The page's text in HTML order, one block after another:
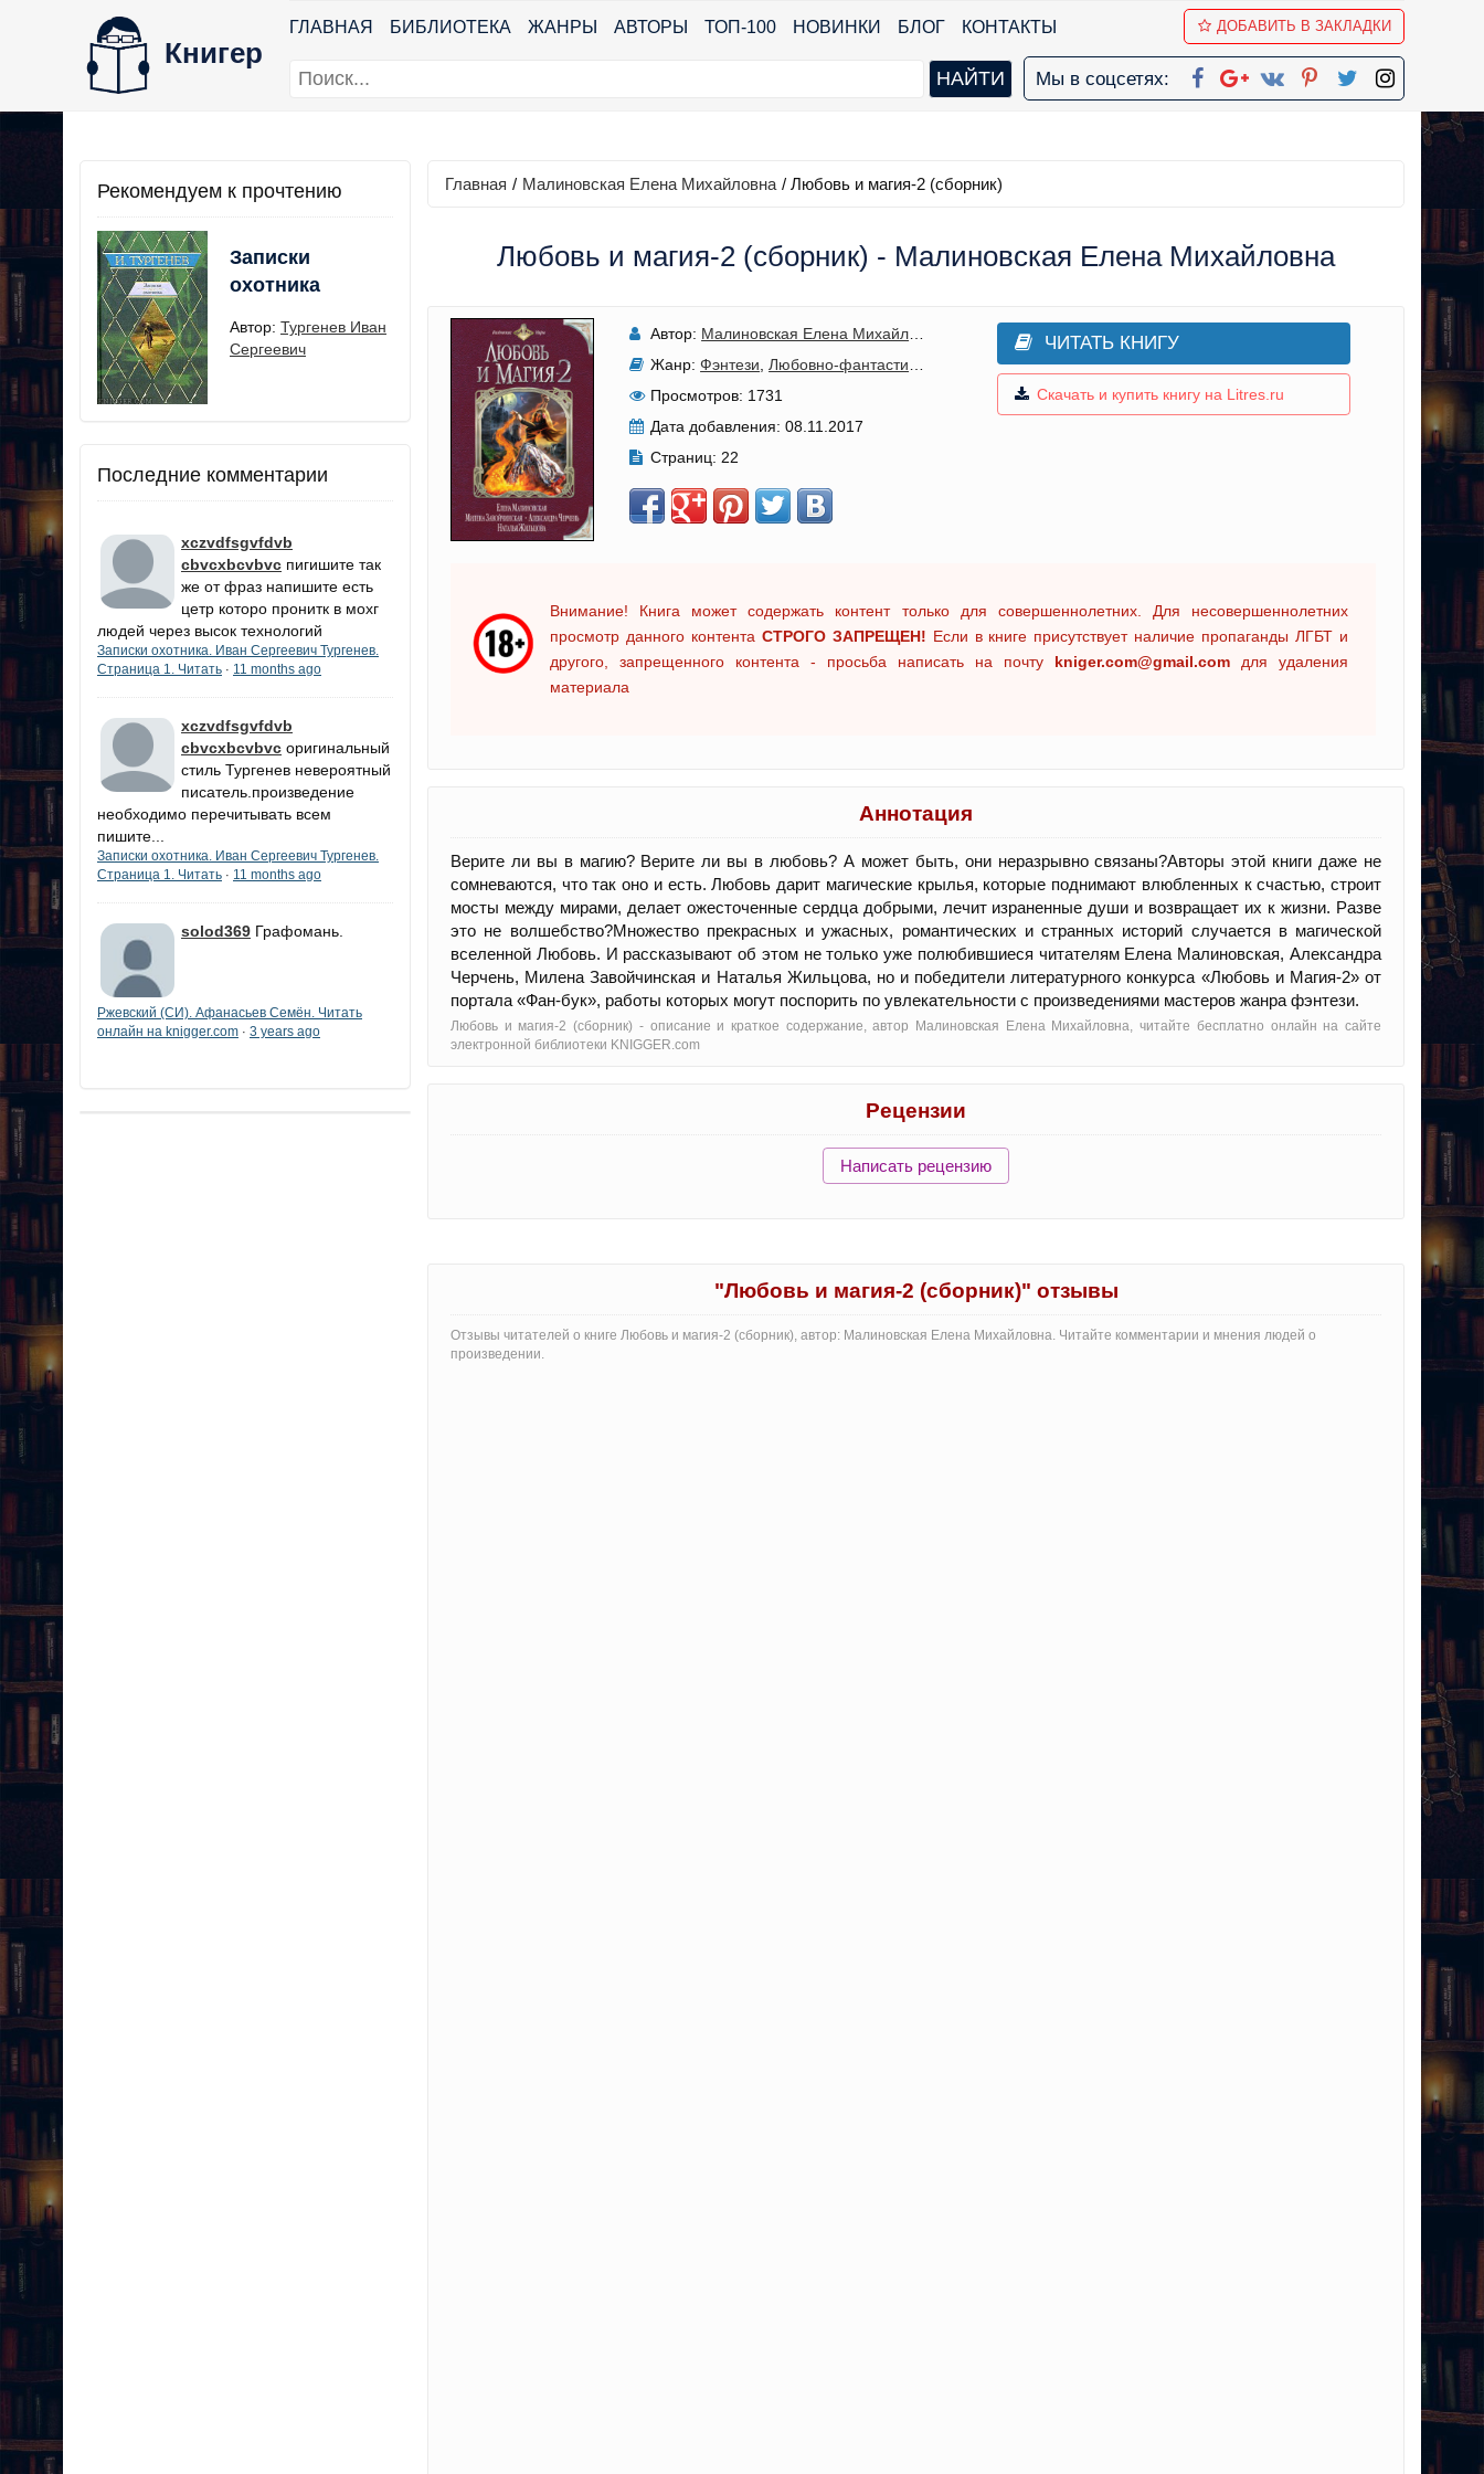
Книгер
ГЛАВНАЯ БИБЛИОТЕКА ЖАНРЫ АВТОРЫ ТОП-100 НОВИНКИ БЛОГ КОНТАКТЫ ДОБАВИТЬ В ЗАКЛАДКИ
Мы в соцсетях:
Рекомендуем к прочтению
Записки
охотника
Автор: Тургенев Иван
Сергеевич
Последние комментарии
xczvdfsgvfdvb
cbvcxbcvbvc пигишите так
же от фраз напишите есть
цетр которо пронитк в мохг
людей через высок технологий
Записки охотника. Иван Сергеевич Тургенев.
Страница 1. Читать · 11 months ago
xczvdfsgvfdvb
cbvcxbcvbvc оригинальный
стиль Тургенев невероятный
писатель.произведение
необходимо перечитывать всем
пишите...
Записки охотника. Иван Сергеевич Тургенев.
Страница 1. Читать · 11 months ago
solod369 Графомань.
Ржевский (СИ). Афанасьев Семён. Читать
онлайн на knigger.com · 3 years ago
Главная / Малиновская Елена Михайловна / Любовь и магия-2 (сборник)
Любовь и магия-2 (сборник) - Малиновская Елена Михайловна
Автор: Малиновская Елена Михайловна
Жанр: Фэнтези
Любовно-фантастические романы
Просмотров: 1731
Дата добавления: 08.11.2017
Страниц: 22
ЧИТАТЬ КНИГУ
Скачать и купить книгу на Litres.ru
Внимание! Книга может содержать контент только для совершеннолетних. Для несовершеннолетних
просмотр данного контента СТРОГО ЗАПРЕЩЕН! Если в книге присутствует наличие пропаганды ЛГБТ и
другого, запрещенного контента - просьба написать на почту kniger.com@gmail.com для удаления
материала
Аннотация
Верите ли вы в магию? Верите ли вы в любовь? А может быть, они неразрывно связаны?Авторы этой книги даже не
сомневаются, что так оно и есть. Любовь дарит магические крылья, которые поднимают влюбленных к счастью, строит
мосты между мирами, делает ожесточенные сердца добрыми, лечит израненные души и возвращает их к жизни. Разве
это не волшебство?Множество прекрасных и ужасных, романтических и странных историй случается в магической
вселенной Любовь. И рассказывают об этом не только уже полюбившиеся читателям Елена Малиновская, Александра
Черчень, Милена Завойчинская и Наталья Жильцова, но и победители литературного конкурса «Любовь и Магия-2» от
портала «Фан-бук», работы которых могут поспорить по увлекательности с произведениями мастеров жанра фэнтези.
Любовь и магия-2 (сборник) - oписание и краткое содержание, автор Малиновская Елена Михайловна, читайте бесплатно онлайн на сайте
электронной библиотеки KNIGGER.com
Рецензии
Написать рецензию
"Любовь и магия-2 (сборник)" отзывы
Отзывы читателей о книге Любовь и магия-2 (сборник), автор: Малиновская Елена Михайловна. Читайте комментарии и мнения людей о
произведении.